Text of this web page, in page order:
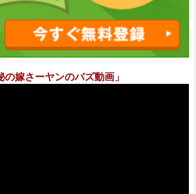
の嫁さーヤンのバズ動画」